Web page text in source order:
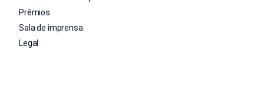
Prêmios
Sala de imprensa
Legal